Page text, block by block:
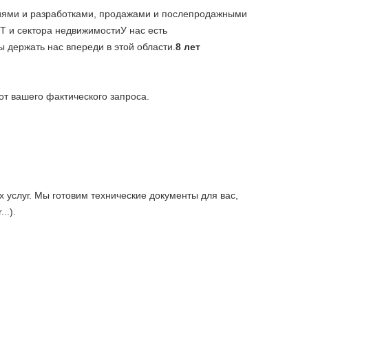
и разработками, продажами и послепродажными
и сектора недвижимостиУ нас есть
нас впереди в этой области.8 лет
вашего фактического запроса.
Мы готовим технические документы для вас,